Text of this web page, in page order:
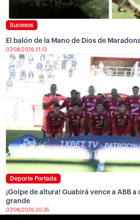
Sucesos
El balón de la Mano de Dios de
07/08/2026 21:13
Deporte Portada
¡Golpe de altura! Guabirá vence a ABB
grande
07/08/2026 20:35